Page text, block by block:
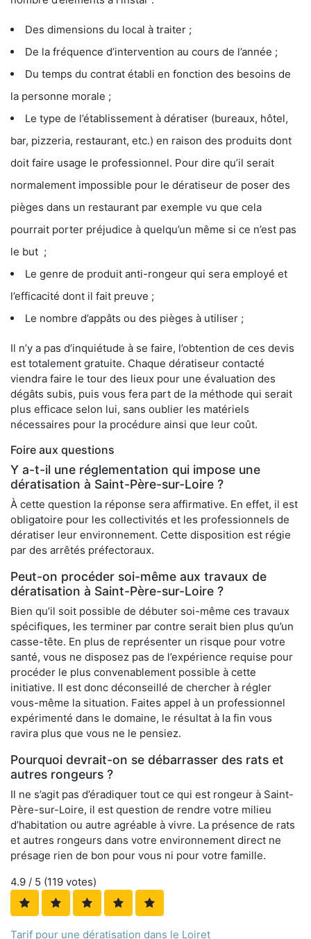
Des dimensions du local à traiter ;
De la fréquence d’intervention au cours de l’année ;
Du temps du contrat établi en fonction des besoins de
la personne morale ;
Le type de l’établissement à dératiser (bureaux, hôtel,
bar, pizzeria, restaurant, etc.) en raison des produits dont
doit faire usage le professionnel. Pour dire qu’il serait
normalement impossible pour le dératiseur de poser des
pièges dans un restaurant par exemple vu que cela
pourrait porter préjudice à quelqu’un même si ce n’est pas
le but ;
Le genre de produit anti-rongeur qui sera employé et
l’efficacité dont il fait preuve ;
Le nombre d’appâts ou des pièges à utiliser ;
Il n’y a pas d’inquiétude à se faire, l’obtention de ces devis
est totalement gratuite. Chaque dératiseur contacté
viendra faire le tour des lieux pour une évaluation des
dégâts subis, puis vous fera part de la méthode qui serait
plus efficace selon lui, sans oublier les matériels
nécessaires pour la procédure ainsi que leur coût.
Foire aux questions
Y a-t-il une réglementation qui impose une
dératisation à Saint-Père-sur-Loire ?
À cette question la réponse sera affirmative. En effet, il est
obligatoire pour les collectivités et les professionnels de
dératiser leur environnement. Cette disposition est régie
par des arrêtés préfectoraux.
Peut-on procéder soi-même aux travaux de
dératisation à Saint-Père-sur-Loire ?
Bien qu’il soit possible de débuter soi-même ces travaux
spécifiques, les terminer par contre serait bien plus qu’un
casse-tête. En plus de représenter un risque pour votre
santé, vous ne disposez pas de l’expérience requise pour
procéder le plus convenablement possible à cette
initiative. Il est donc déconseillé de chercher à régler
vous-même la situation. Faites appel à un professionnel
expérimenté dans le domaine, le résultat à la fin vous
ravira plus que vous ne le pensiez.
Pourquoi devrait-on se débarrasser des rats et
autres rongeurs ?
Il ne s’agit pas d’éradiquer tout ce qui est rongeur à Saint-
Père-sur-Loire, il est question de rendre votre milieu
d’habitation ou autre agréable à vivre. La présence de rats
et autres rongeurs dans votre environnement direct ne
présage rien de bon pour vous ni pour votre famille.
4.9 / 5 (119 votes)
Tarif pour une dératisation dans le Loiret